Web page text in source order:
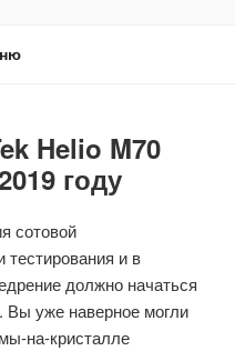
Helio M70
году
сотовой
тестирования и в
должно начаться
уже наверное могли
на-кристалле